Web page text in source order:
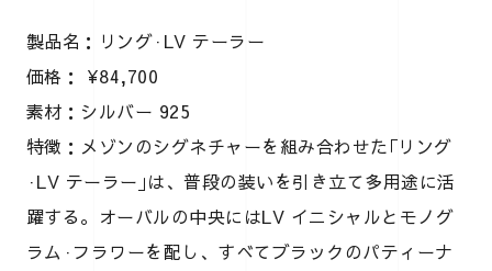
製品名：リング·LV テーラー
価格： ¥84,700
素材：シルバー 925
特徴：メゾンのシグネチャーを組み合わせた｢リング
·LV テーラー｣は、普段の装いを引き立て多用途に活
躍する。オーバルの中央にはLV イニシャルとモノグ
ラム·フラワーを配し、すべてブラックのパティーナ